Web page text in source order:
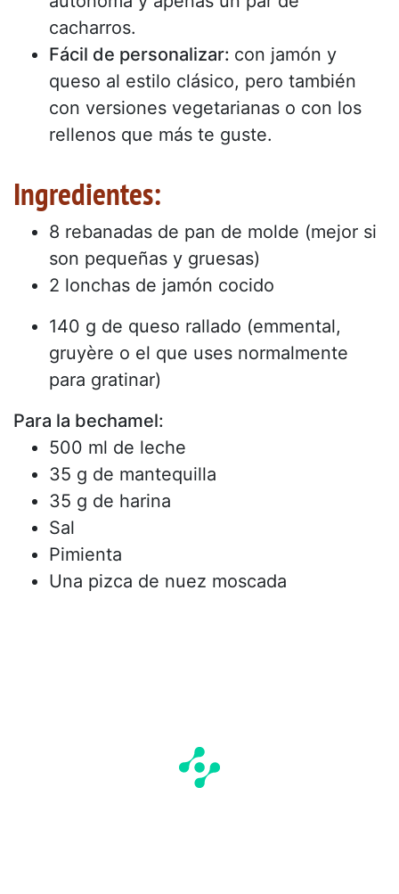
cacharros.
Fácil de personalizar: con jamón y
queso al estilo clásico, pero también
con versiones vegetarianas o con los
rellenos que más te guste.
Ingredientes:
8 rebanadas de pan de molde (mejor si
son pequeñas y gruesas)
2 lonchas de jamón cocido
140 g de queso rallado (emmental,
gruyère o el que uses normalmente
para gratinar)
Para la bechamel:
500 ml de leche
35 g de mantequilla
35 g de harina
Sal
Pimienta
Una pizca de nuez moscada